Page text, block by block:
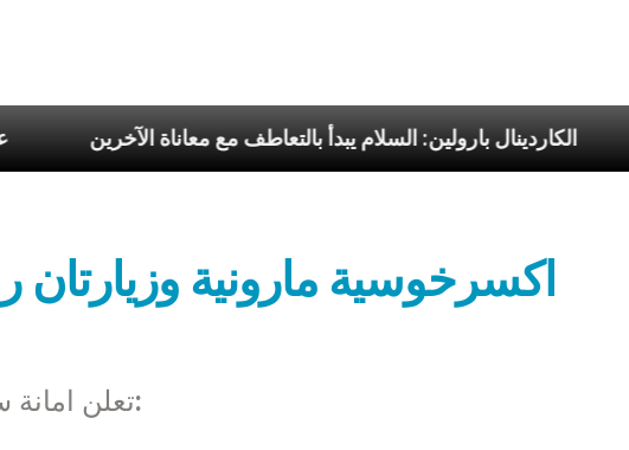
الكاردينال بارولين: السلام يبدأ بالتعاطف مع معاناة
اكسرخوسية مارونية وزيارتان
تعلن امانة سرّ البطريركية المارونية ما يلي: